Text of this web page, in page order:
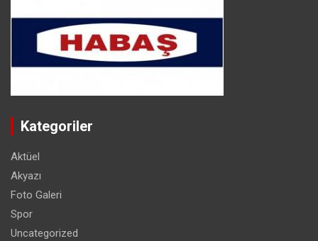
Kategoriler
Aktüel
Akyazı
Foto Galeri
Spor
Uncategorized